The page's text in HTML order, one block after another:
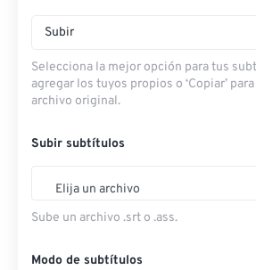
Subir
Selecciona la mejor opción para tus
agregar los tuyos propios o ‘Copiar’
archivo original.
Subir subtítulos
Elija un archivo
Sube un archivo .srt o .ass.
Modo de subtítulos